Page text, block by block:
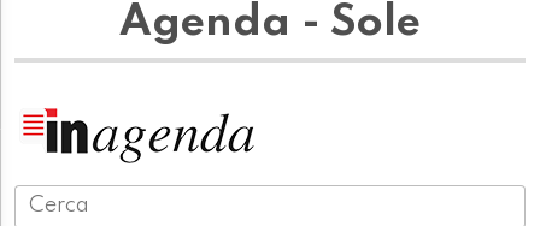
Agenda - Sole